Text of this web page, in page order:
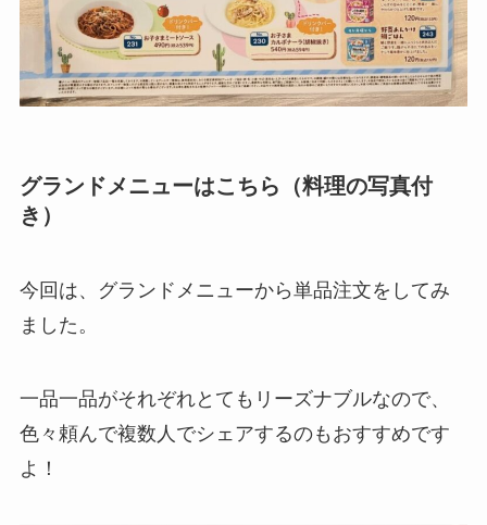
グランドメニューはこちら（料理の写真付
き）
今回は、グランドメニューから単品注文をしてみ
ました。
一品一品がそれぞれとてもリーズナブルなので、
色々頼んで複数人でシェアするのもおすすめです
よ！